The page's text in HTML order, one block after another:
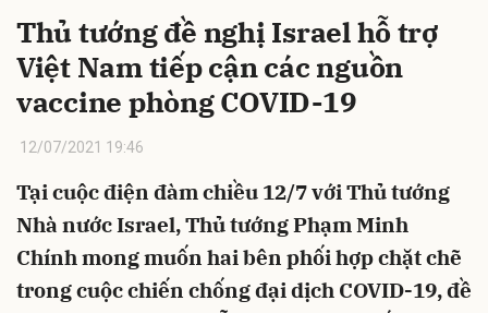
Thủ tướng đề nghị Israel hỗ trợ
Việt Nam tiếp cận các nguồn
vaccine phòng COVID-19
12/07/2021 19:46
Tại cuộc điện đàm chiều 12/7 với Thủ tướng
Nhà nước Israel, Thủ tướng Phạm Minh
Chính mong muốn hai bên phối hợp chặt chẽ
trong cuộc chiến chống đại dịch COVID-19, đề